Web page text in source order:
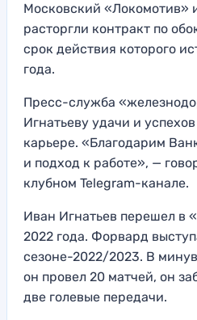
Московский «Локомотив»
расторгли контракт по
срок действия которого
года.
Пресс-служба
Игнатьеву удачи и
карьере. «Благодарим
и подход к работе», —
клубном Telegram-канале.
Иван Игнатьев перешел в
2022 года. Форвард
сезоне-2022/2023. В
он провел 20 матчей, он
две голевые передачи.